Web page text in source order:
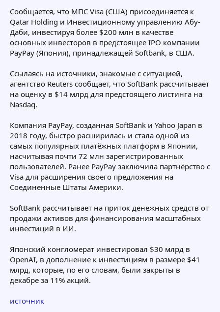
и
я
и
я
и
я
м
ы
а
л
а
Сообщается, что МПС Visa (США) присоединяется к
Qatar Holding и Инвестиционному управлению Абу-
Даби, инвестируя более $200 млн в качестве
основных инвесторов в предстоящее IPO компании
PayPay (Япония), принадлежащей Softbank, в США.
Ссылаясь на источники, знакомые с ситуацией,
агентство Reuters сообщает, что SoftBank рассчитывает
на оценку в $14 млрд для предстоящего листинга на
Nasdaq.
Компания PayPay, созданная SoftBank и Yahoo Japan в
2018 году, быстро расширилась и стала одной из
самых популярных платёжных платформ в Японии,
насчитывая почти 72 млн зарегистрированных
пользователей. Ранее PayPay заключила партнёрство с
Visa для расширения своего предложения на
Соединенные Штаты Америки.
SoftBank рассчитывает на приток денежных средств от
продажи активов для финансирования масштабных
инвестиций в ИИ.
Японский конгломерат инвестировал $30 млрд в
OpenAI, в дополнение к инвестициям в размере $41
млрд, которые, по его словам, были закрыты в
декабре за 11% акций.
источник